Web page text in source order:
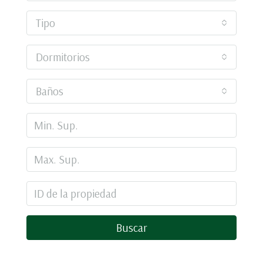
Tipo
Dormitorios
Baños
Buscar